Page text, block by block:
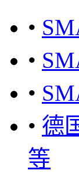
•
•
•
• 德
等